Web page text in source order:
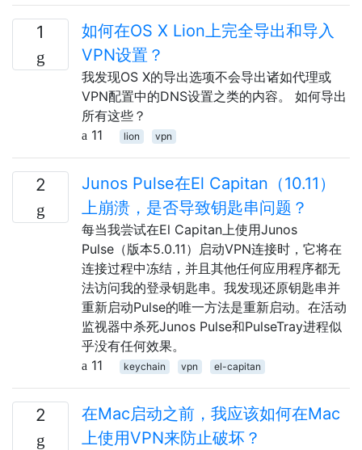
1
如何在OS X Lion上完全导出和导入
VPN设置？
我发现OS X的导出选项不会导出诸如代理或
VPN配置中的DNS设置之类的内容。 如何导出
所有这些？
11
lion vpn
2
Junos Pulse在El Capitan（10.11）
上崩溃，是否导致钥匙串问题？
每当我尝试在El Capitan上使用Junos
Pulse（版本5.0.11）启动VPN连接时，它将在
连接过程中冻结，并且其他任何应用程序都无
法访问我的登录钥匙串。我发现还原钥匙串并
重新启动Pulse的唯一方法是重新启动。在活动
监视器中杀死Junos Pulse和PulseTray进程似
乎没有任何效果。
11
keychain vpn el-capitan
2
在Mac启动之前，我应该如何在Mac
上使用VPN来防止破坏？